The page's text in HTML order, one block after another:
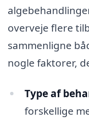
overveje flere
sammenligne
nogle faktorer,
Type af
forskellige